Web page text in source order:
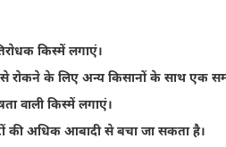
किस्में लगाएं।
रोकने के लिए अन्य किसानों के साथ एक
वाली किस्में लगाएं।
की अधिक आबादी से बचा जा सकता है।